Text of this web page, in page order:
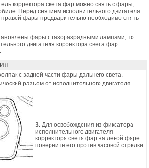
корректора света фар можно снять с фары,
Перед снятием исполнительного двигателя
правой фары предварительно необходимо снять
фары с газоразрядными лампами, то
двигателя корректора света фар
с задней части фары дальнего света.
разъем от исполнительного двигателя
3. Для освобождения из фиксатора
исполнительного двигателя
корректора света фар на левой фаре
поверните его против часовой стрелки.